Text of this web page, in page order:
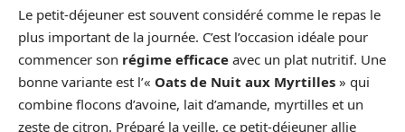
Le petit-déjeuner est souvent considéré comme le repas le
plus important de la journée. C’est l’occasion idéale pour
commencer son régime efficace avec un plat nutritif. Une
bonne variante est l’« Oats de Nuit aux Myrtilles » qui
combine flocons d’avoine, lait d’amande, myrtilles et un
zeste de citron. Préparé la veille, ce petit-déjeuner allie